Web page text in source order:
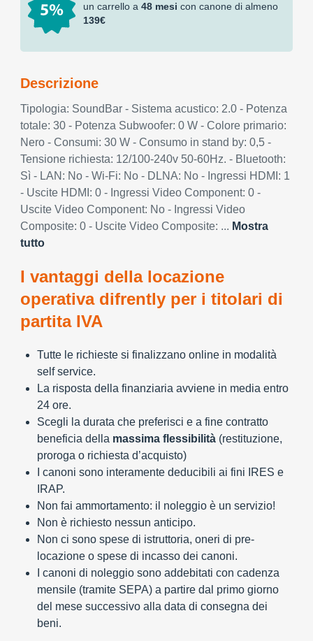
un carrello a 48 mesi con canone di almeno
139€
Descrizione
Tipologia: SoundBar - Sistema acustico: 2.0 - Potenza
totale: 30 - Potenza Subwoofer: 0 W - Colore primario:
Nero - Consumi: 30 W - Consumo in stand by: 0,5 -
Tensione richiesta: 12/100-240v 50-60Hz. - Bluetooth:
Sì - LAN: No - Wi-Fi: No - DLNA: No - Ingressi HDMI: 1
- Uscite HDMI: 0 - Ingressi Video Component: 0 -
Uscite Video Component: No - Ingressi Video
Composite: 0 - Uscite Video Composite: ... Mostra
tutto
I vantaggi della locazione
operativa difrently per i titolari di
partita IVA
Tutte le richieste si finalizzano online in modalità
self service.
La risposta della finanziaria avviene in media entro
24 ore.
Scegli la durata che preferisci e a fine contratto
beneficia della massima flessibilità (restituzione,
proroga o richiesta d’acquisto)
I canoni sono interamente deducibili ai fini IRES e
IRAP.
Non fai ammortamento: il noleggio è un servizio!
Non è richiesto nessun anticipo.
Non ci sono spese di istruttoria, oneri di pre-
locazione o spese di incasso dei canoni.
I canoni di noleggio sono addebitati con cadenza
mensile (tramite SEPA) a partire dal primo giorno
del mese successivo alla data di consegna dei
beni.